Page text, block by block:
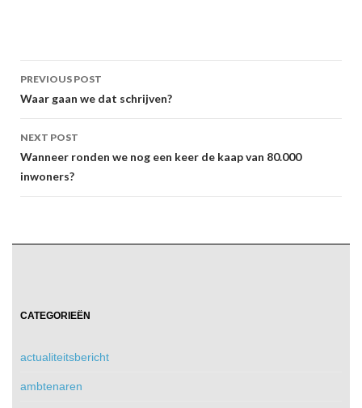
Post
navigation
PREVIOUS POST
Waar gaan we dat schrijven?
NEXT POST
Wanneer ronden we nog een keer de kaap van 80.000
inwoners?
CATEGORIEËN
actualiteitsbericht
ambtenaren